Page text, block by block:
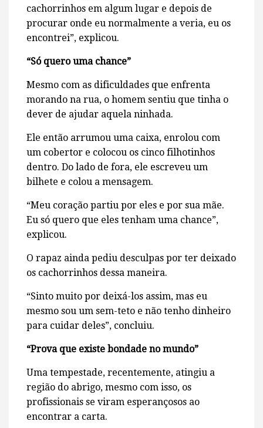
cachorrinhos em algum lugar e depois de
procurar onde eu normalmente a veria, eu os
encontrei”, explicou.
“Só quero uma chance”
Mesmo com as dificuldades que enfrenta
morando na rua, o homem sentiu que tinha o
dever de ajudar aquela ninhada.
Ele então arrumou uma caixa, enrolou com
um cobertor e colocou os cinco filhotinhos
dentro. Do lado de fora, ele escreveu um
bilhete e colou a mensagem.
“Meu coração partiu por eles e por sua mãe.
Eu só quero que eles tenham uma chance”,
explicou.
O rapaz ainda pediu desculpas por ter deixado
os cachorrinhos dessa maneira.
“Sinto muito por deixá-los assim, mas eu
mesmo sou um sem-teto e não tenho dinheiro
para cuidar deles”, concluiu.
“Prova que existe bondade no mundo”
Uma tempestade, recentemente, atingiu a
região do abrigo, mesmo com isso, os
profissionais se viram esperançosos ao
encontrar a carta.